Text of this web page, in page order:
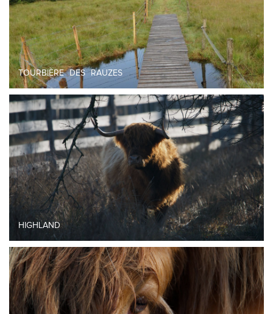
TOURBIÈRE DES RAUZES
HIGHLAND